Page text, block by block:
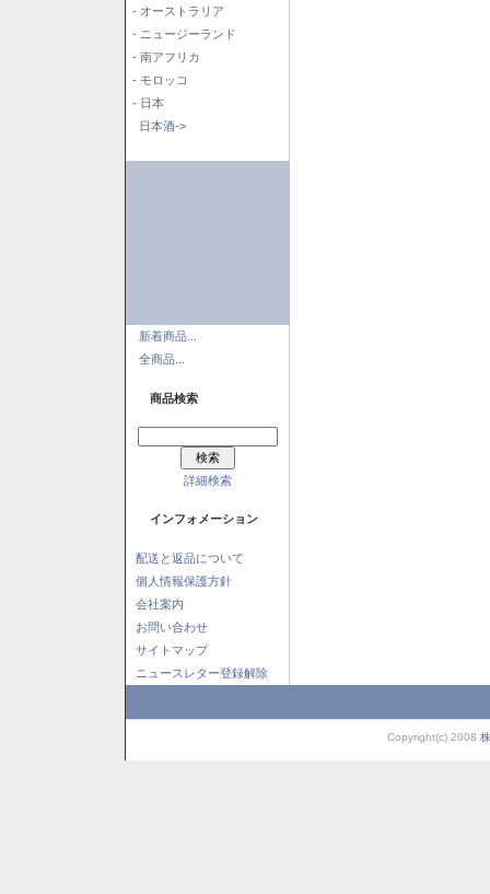
- オーストラリア
- ニュージーランド
- 南アフリカ
- モロッコ
- 日本
日本酒->
新着商品...
全商品...
商品検索
詳細検索
インフォメーション
配送と返品について
個人情報保護方針
会社案内
お問い合わせ
サイトマップ
ニュースレター登録解除
Copyright(c) 2008